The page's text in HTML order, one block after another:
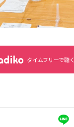
タイムフリーで聴く